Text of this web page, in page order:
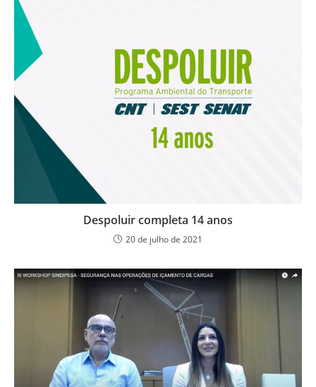
Despoluir completa 14 anos
20 de julho de 2021